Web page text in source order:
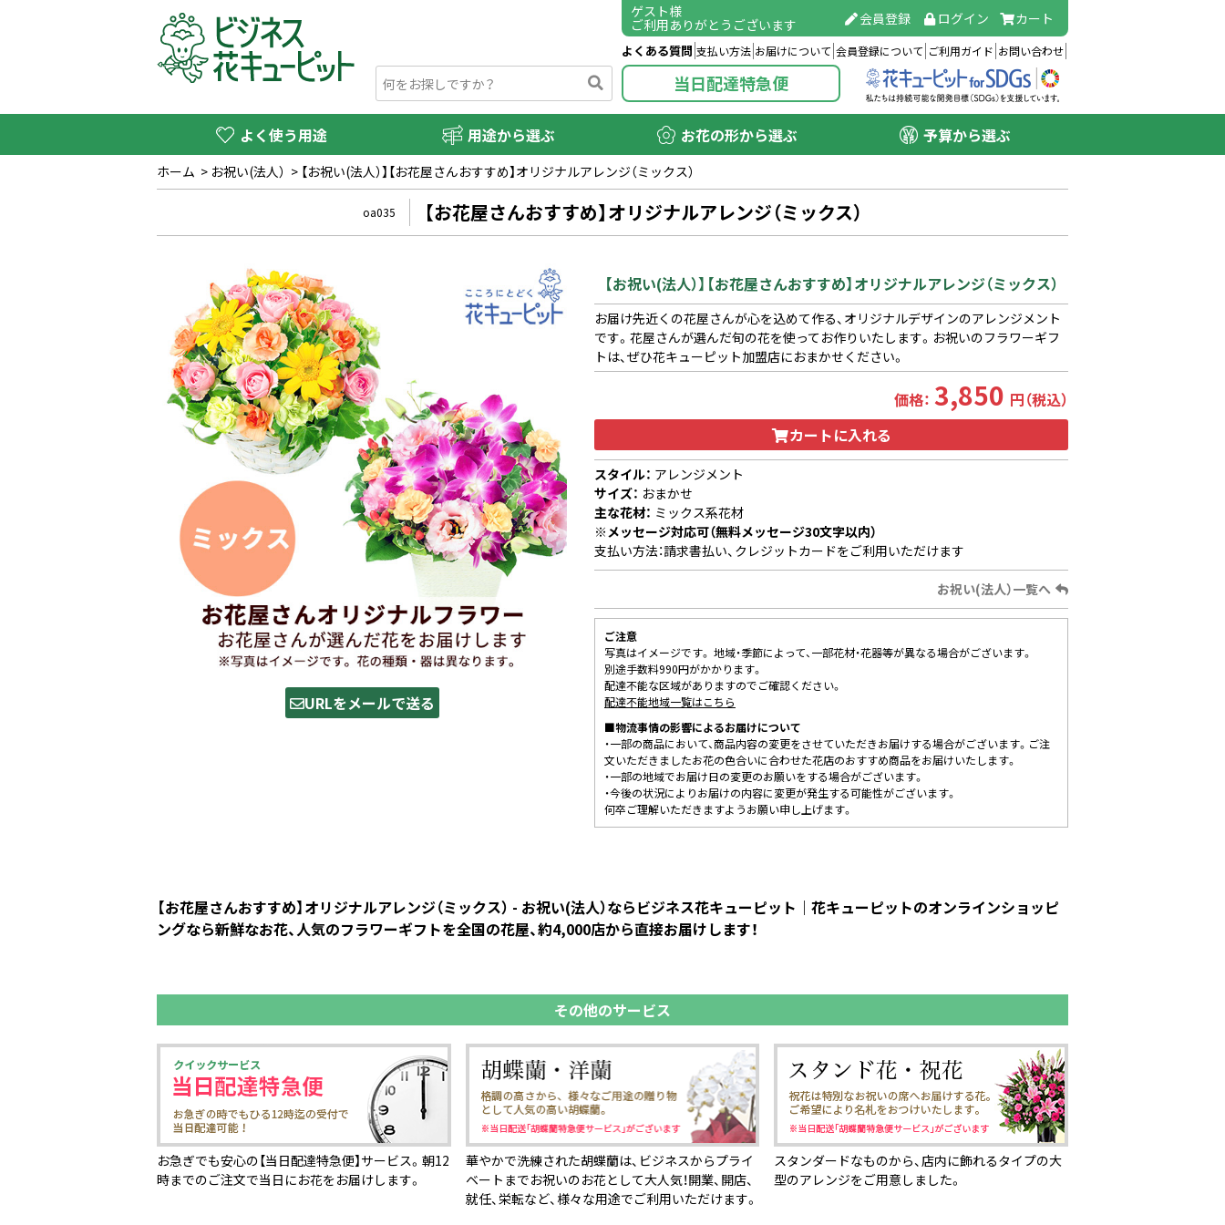
ゲスト様
ご利用ありがとうございます 会員登録 ログイン カート
よくある質問 支払い方法 お届けについて 会員登録について ご利用ガイド お問い合わせ
当日配達特急便
よく使う用途 用途から選ぶ お花の形から選ぶ 予算から選ぶ
ホーム > お祝い(法人） > 【お祝い(法人）】【お花屋さんおすすめ】オリジナルアレンジ（ミックス）
oa035 【お花屋さんおすすめ】オリジナルアレンジ（ミックス）
URLをメールで送る
【お祝い(法人）】【お花屋さんおすすめ】オリジナルアレンジ（ミックス）
お届け先近くの花屋さんが心を込めて作る、オリジナルデザインのアレンジメント
です。花屋さんが選んだ旬の花を使ってお作りいたします。お祝いのフラワーギフ
トは、ぜひ花キューピット加盟店におまかせください。
価格： 3,850 円（税込）
カートに入れる
スタイル： アレンジメント
サイズ： おまかせ
主な花材： ミックス系花材
※メッセージ対応可（無料メッセージ30文字以内）
支払い方法：請求書払い、クレジットカードをご利用いただけます
お祝い(法人）一覧へ
ご注意
写真はイメージです。 地域・季節によって、一部花材・花器等が異なる場合がございます。
別途手数料990円がかかります。
配達不能な区域がありますのでご確認ください。
配達不能地域一覧はこちら
■物流事情の影響によるお届けについて
・一部の商品において、商品内容の変更をさせていただきお届けする場合がございます。ご注
文いただきましたお花の色合いに合わせた花店のおすすめ商品をお届けいたします。
・一部の地域でお届け日の変更のお願いをする場合がございます。
・今後の状況によりお届けの内容に変更が発生する可能性がございます。
何卒ご理解いただきますようお願い申し上げます。
【お花屋さんおすすめ】オリジナルアレンジ（ミックス） - お祝い(法人）ならビジネス花キューピット｜花キューピットのオンラインショッピ
ングなら新鮮なお花、人気のフラワーギフトを全国の花屋、約4,000店から直接お届けします！
その他のサービス
お急ぎでも安心の【当日配達特急便】サービス。朝12
時までのご注文で当日にお花をお届けします。
華やかで洗練された胡蝶蘭は、ビジネスからプライ
ベートまでお祝いのお花として大人気！開業、開店、
就任、栄転など、様々な用途でご利用いただけます。
スタンダードなものから、店内に飾れるタイプの大
型のアレンジをご用意しました。